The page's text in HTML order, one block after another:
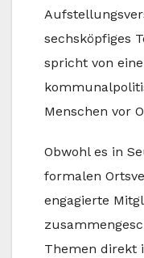
sechsköpfiges
spricht von
Menschen vor
Obwohl es in
formalen
engagierte
Themen direkt